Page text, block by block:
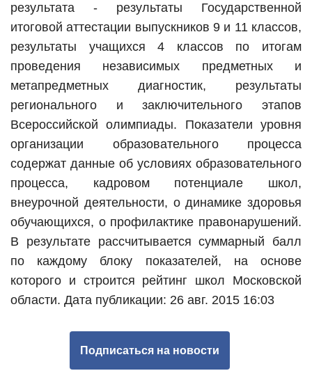
результата - результаты Государственной
итоговой аттестации выпускников 9 и 11 классов,
результаты учащихся 4 классов по итогам
проведения независимых предметных и
метапредметных диагностик, результаты
регионального и заключительного этапов
Всероссийской олимпиады. Показатели уровня
организации образовательного процесса
содержат данные об условиях образовательного
процесса, кадровом потенциале школ,
внеурочной деятельности, о динамике здоровья
обучающихся, о профилактике правонарушений.
В результате рассчитывается суммарный балл
по каждому блоку показателей, на основе
которого и строится рейтинг школ Московской
области. Дата публикации: 26 авг. 2015 16:03
Подписаться на новости